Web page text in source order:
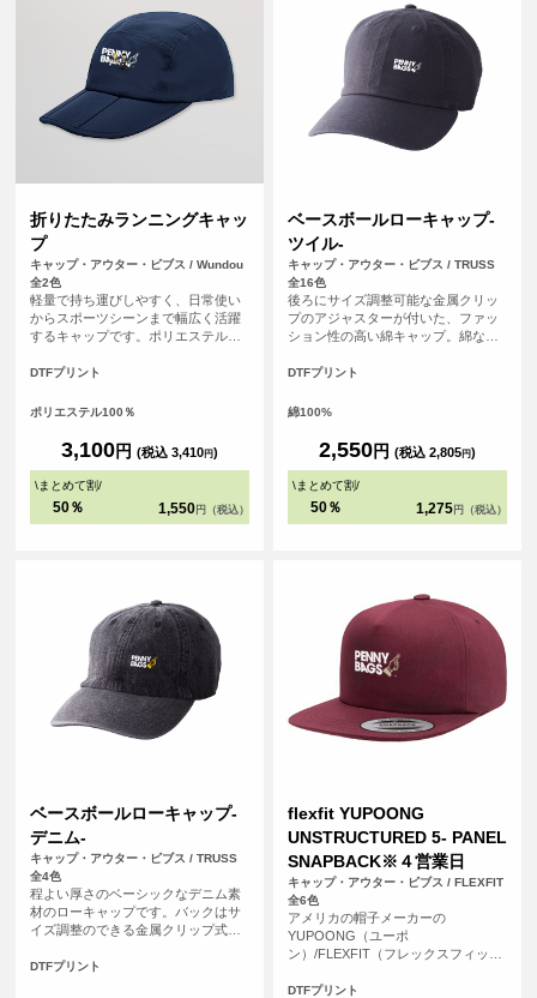
折りたたみランニングキャッ
プ
キャップ・アウター・ビブス / Wundou
全2色
軽量で持ち運びしやすく、日常使い
からスポーツシーンまで幅広く活躍
するキャップです。ポリエステル
ため急な小雨や汗にも対応。ユニセ
プによりサイズ調整がしやすく、快
イベント用にもおすすめです。
DTFプリント
ポリエステル100％
3,100円 (税込 3,410円)
\まとめて割/
50％ 1,550 円（税込）
ベースボールローキャップ-
ツイル-
キャップ・アウター・ビブス / TRUSS
全16色
後ろにサイズ調整可能な金属クリッ
プのアジャスターが付いた、ファッ
ション性の高い綿キャップ。綿なの
シーズン使いやすいアイテムです。
DTFプリント
綿100%
2,550円 (税込 2,805円)
\まとめて割/
50％ 1,275 円（税込）
ベースボールローキャップ-
デニム-
キャップ・アウター・ビブス / TRUSS
全4色
程よい厚さのベーシックなデニム素
材のローキャップです。バックはサ
イズ調整のできる金属クリップ式の
ズ感も幅広くご使用いただけます！
DTFプリント
flexfit YUPOONG
UNSTRUCTURED 5- PANEL
SNAPBACK※４営業日
キャップ・アウター・ビブス / FLEXFIT
全6色
アメリカの帽子メーカーの
YUPOONG（ユーポ
ン）/FLEXFIT（フレックスフィッ
す。芯なしの5パネルでバイザーはフ
DTFプリント